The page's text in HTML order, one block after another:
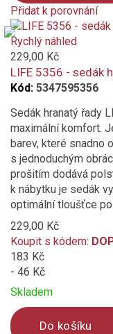
Materiál potahu
100% polyester
bavlněná směsová
3 roky
Vlastnosti a funkce
Impregnace proti
Vhodné pro Gastro
Přidat k porovnání
Product
is
added
to
compare
Rychlý náhled
229,00 Kč
LIFE 5356 - sedák
Kód: 5347595356
Sedák hranatý řady
maximální komfort.
barev, které snadno
s jednoduchým
prošitím dodává
k nábytku je sedák
optimální tloušťce
229,00 Kč
Koupit s kódem:
183 Kč
- 46 Kč
Skladem
Do košíku